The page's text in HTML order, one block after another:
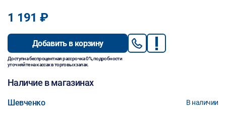
1 191 ₽
Добавить в корзину
Доступна беспроцентная рассрочка 0%, подробности
уточняйте на кассах в торговых залах.
Наличие в магазинах
Шевченко В наличии